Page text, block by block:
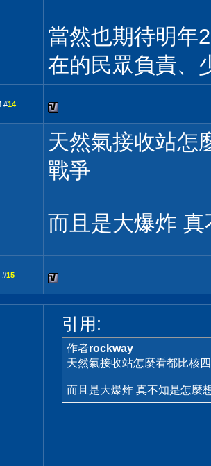
當然也期待明年
在的民眾負責、
#14
天然氣接收站怎
戰爭
而且是大爆炸
#15
引用:
作者rockway
天然氣接收站怎麼看都比核
而且是大爆炸 真不知是怎麼